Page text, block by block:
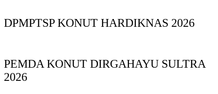
DPMPTSP KONUT HARDIKNAS 2026
PEMDA KONUT DIRGAHAYU SULTRA
2026